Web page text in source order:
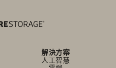
解決方案
人工智慧